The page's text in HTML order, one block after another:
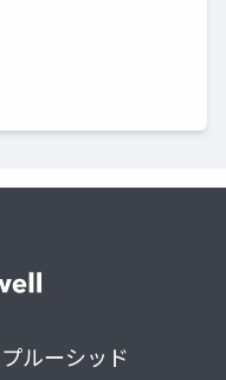
ルーシッド